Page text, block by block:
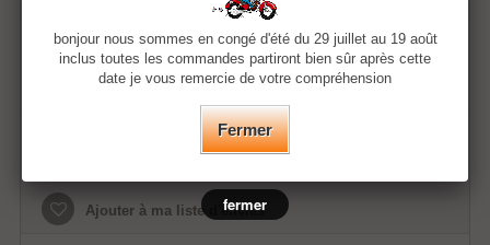
Quantité
Ajouter à ma liste d'envies
bonjour nous sommes en congé d'été du 29 juillet au 19 août
inclus toutes les commandes partiront bien sûr après cette
date je vous remercie de votre compréhension
Fermer
fermer